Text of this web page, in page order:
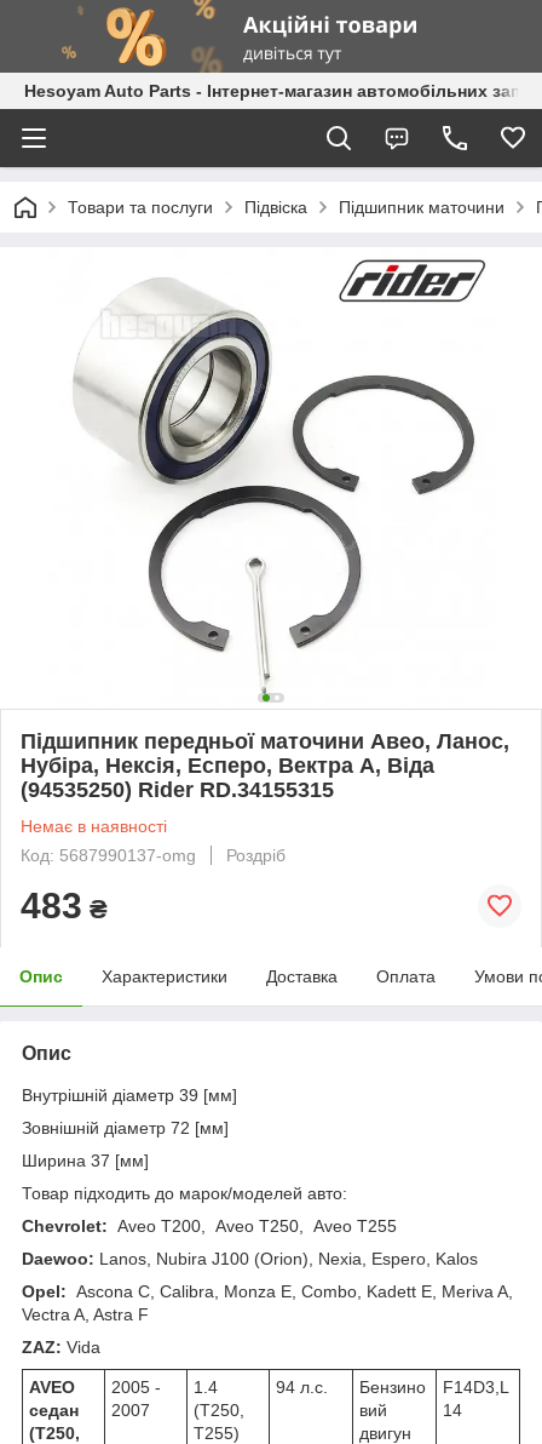
Hesoyam Auto Parts - Інтернет-магазин автомобільних
Товари та послуги Підвіска Підшипник маточини
Підшипник передньої маточини Авео, Ланос,
Нубіра, Нексія, Есперо, Вектра А, Віда
(94535250) Rider RD.34155315
Немає в наявності
Код: 5687990137-omg
Роздріб
483 ₴
Опис Характеристики Доставка Оплата Умови
Опис
Внутрішній діаметр 39 [мм]
Зовнішній діаметр 72 [мм]
Ширина 37 [мм]
Товар підходить до марок/моделей авто:
Chevrolet: Aveo T200, Aveo T250, Aveo T255
Daewoo: Lanos, Nubira J100 (Orion), Nexia, Espero, Kalos
Opel: Ascona C, Calibra, Monza E, Combo, Kadett E, Meriva A,
Vectra A, Astra F
ZAZ: Vida
AVEO
седан
(T250,
2005 -
2007
1.4
(T250,
T255)
94 л.с.
Бензино
вий
двигун
F14D3,L
14